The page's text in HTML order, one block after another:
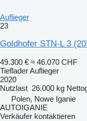
Auflieger
23
Goldhofer STN-L 3
49.300 € ≈ 46.070 CHF
Tieflader Auflieger
2020
Nutzlast 26.000 kg
Polen, Nowe Iganie
AUTOIGANIE
Verkäufer kontaktieren